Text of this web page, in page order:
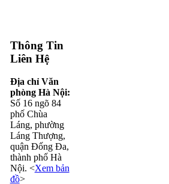
Thông Tin
Liên Hệ
Địa chỉ Văn
phòng Hà Nội:
Số 16 ngõ 84
phố Chùa
Láng, phường
Láng Thượng,
quận Đống Đa,
thành phố Hà
Nội. <Xem bản
đồ>